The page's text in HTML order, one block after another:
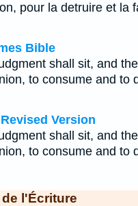
pour la detruire et la
Bible
shall sit, and
to consume and to
Version
shall sit, and
to consume and to
l'Écriture